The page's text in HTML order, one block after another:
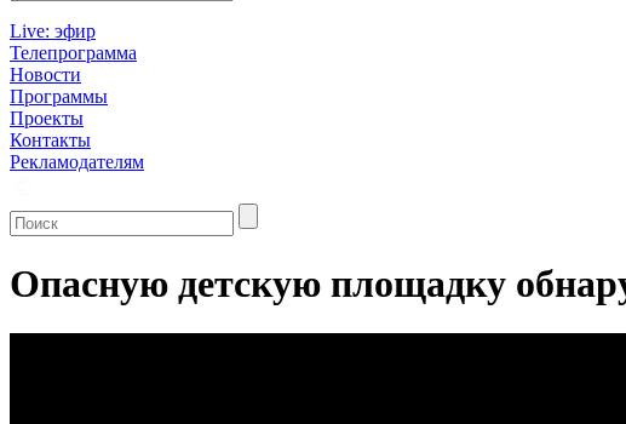
Live: эфир
Телепрограмма
Новости
Программы
Проекты
Контакты
Рекламодателям
Опасную детскую площадку